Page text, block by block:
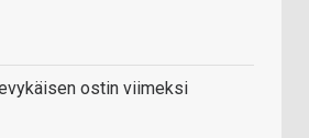
ostin viimeksi